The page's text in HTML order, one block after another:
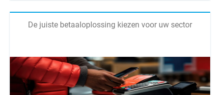
De juiste betaaloplossing kiezen voor uw sector